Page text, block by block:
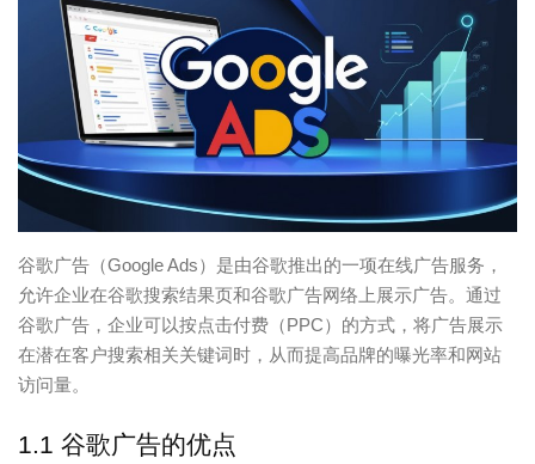
谷歌广告（Google Ads）是由谷歌推出的一项在线广告服务，
允许企业在谷歌搜索结果页和谷歌广告网络上展示广告。通过
谷歌广告，企业可以按点击付费（PPC）的方式，将广告展示
在潜在客户搜索相关关键词时，从而提高品牌的曝光率和网站
访问量。
1.1 谷歌广告的优点